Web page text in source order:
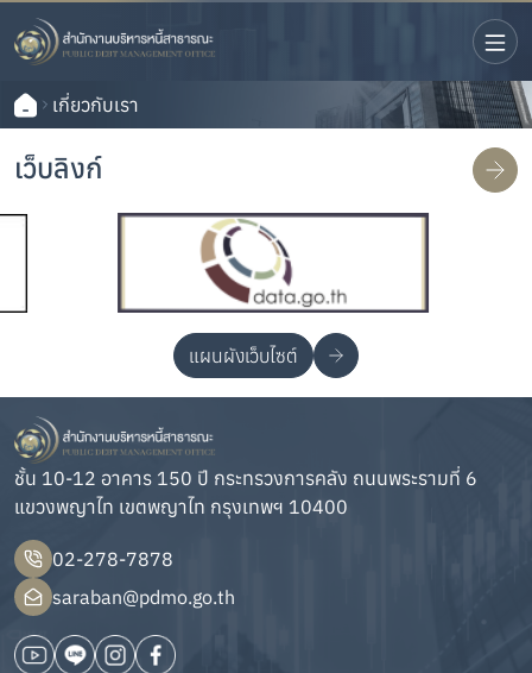
เกี่ยวกับเรา
เว็บลิงก์
แผนผังเว็บไซต์
ชั้น 10-12 อาคาร 150 ปี กระทรวงการคลัง ถนนพระรามที่ 6
แขวงพญาไท เขตพญาไท กรุงเทพฯ 10400
02-278-7878
saraban@pdmo.go.th